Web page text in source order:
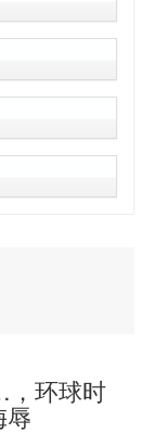
环球时
辱